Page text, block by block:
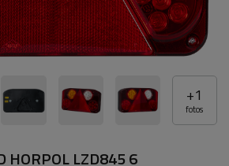
+1
fotos
HORPOL LZD845 6